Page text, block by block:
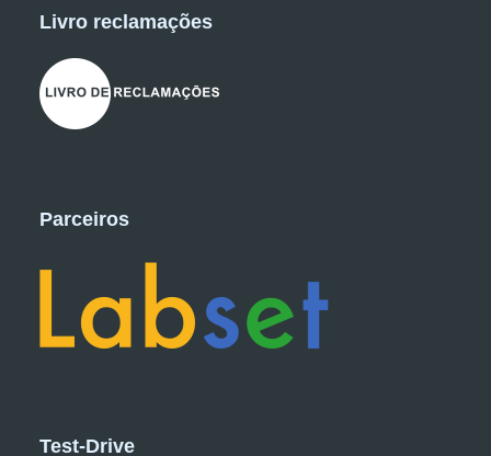
Livro reclamações
Parceiros
Test-Drive